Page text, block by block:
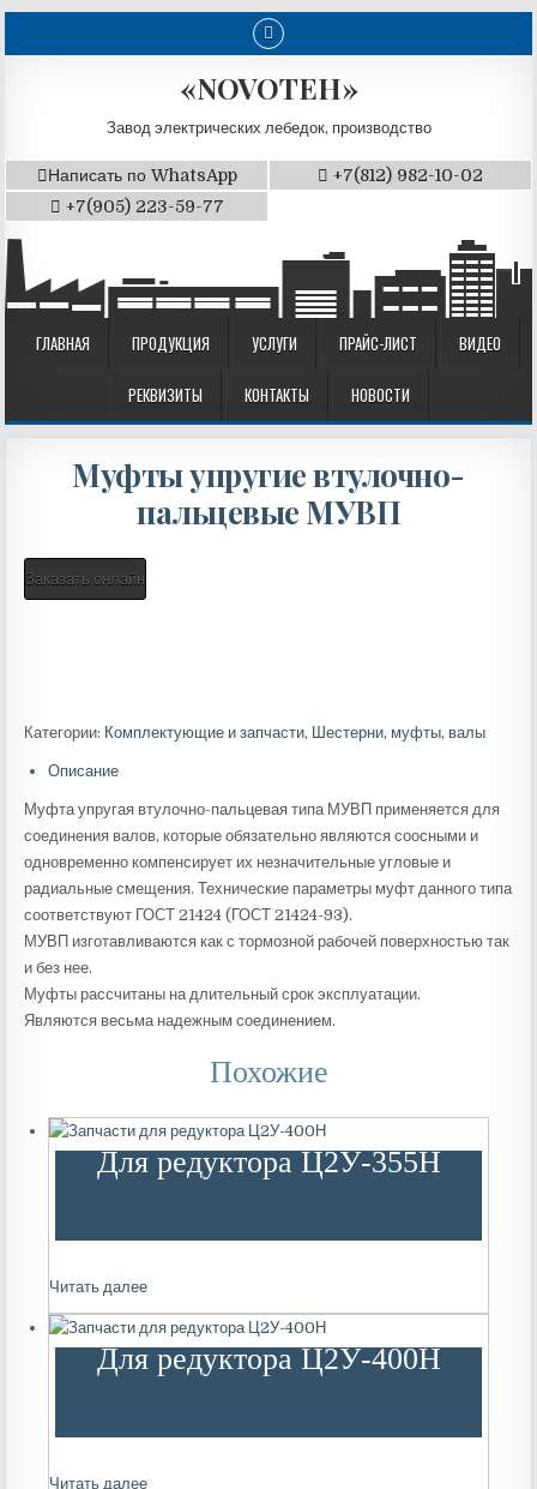
«NOVOTEH»
Завод электрических лебедок, производство
Написать по WhatsApp
+7(812) 982-10-02
+7(905) 223-59-77
ГЛАВНАЯ ПРОДУКЦИЯ УСЛУГИ ПРАЙС-ЛИСТ ВИДЕО
РЕКВИЗИТЫ КОНТАКТЫ НОВОСТИ
Муфты упругие втулочно-
пальцевые МУВП
Заказать онлайн
Категории: Комплектующие и запчасти, Шестерни, муфты, валы
Описание
Муфта упругая втулочно-пальцевая типа МУВП применяется для
соединения валов, которые обязательно являются соосными и
одновременно компенсирует их незначительные угловые и
радиальные смещения. Технические параметры муфт данного типа
соответствуют ГОСТ 21424 (ГОСТ 21424-93).
МУВП изготавливаются как с тормозной рабочей поверхностью так
и без нее.
Муфты рассчитаны на длительный срок эксплуатации.
Являются весьма надежным соединением.
Похожие
Для редуктора Ц2У-355Н
Читать далее
Для редуктора Ц2У-400Н
Читать далее